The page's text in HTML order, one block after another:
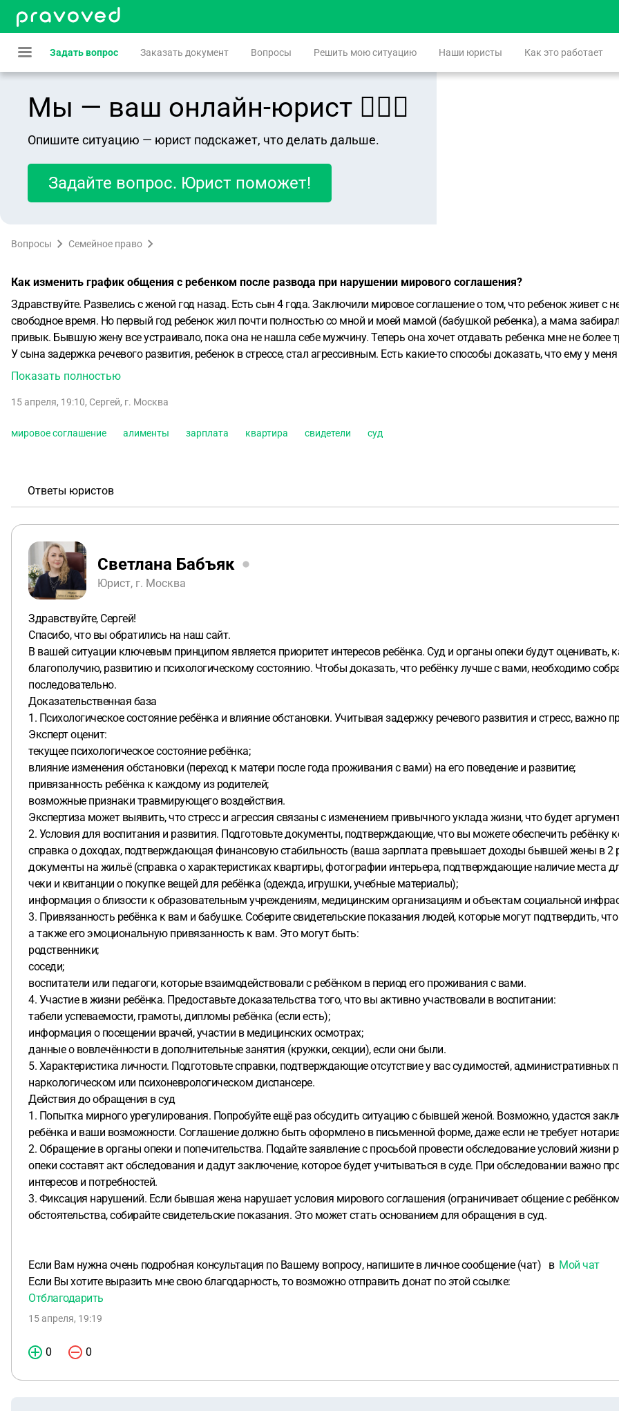
Задать вопрос Заказать документ Вопросы Решить мою ситуацию Наши юристы Как это работает
Мы — ваш онлайн-юрист 👨🏻‍⚖️
Опишите ситуацию — юрист подскажет, что делать дальше.
Задайте вопрос. Юрист поможет!
Вопросы Семейное право
Как изменить график общения с ребенком после развода при нарушении мирового соглашения?
Здравствуйте. Развелись с женой год назад. Есть сын 4 года. Заключили мировое соглашение о том, что ребенок живет с
свободное время. Но первый год ребенок жил почти полностью со мной и моей мамой (бабушкой ребенка), а мама
привык. Бывшую жену все устраивало, пока она не нашла себе мужчину. Теперь она хочет отдавать ребенка мне не
У сына задержка речевого развития, ребенок в стрессе, стал агрессивным. Есть какие-то способы доказать, что ему у
получить. По условиям с м моей стороны со стороны бывшей жены - однокомнатная квартира. По доходам, моя зарплата
ребёнок жил в основном со мной, алименты я платил символические. А сейчас она мне угрожает, что подаст на полные и
Показать полностью
15 апреля, 19:10, Сергей, г. Москва
мировое соглашение алименты зарплата квартира свидетели суд
Ответы юристов
Светлана Бабъяк
Юрист, г. Москва
Здравствуйте, Сергей!
Спасибо, что вы обратились на наш сайт.
В вашей ситуации ключевым принципом является приоритет интересов ребёнка. Суд и органы опеки будут оценивать,
благополучию, развитию и психологическому состоянию. Чтобы доказать, что ребёнку лучше с вами, необходимо
последовательно.
Доказательственная база
1. Психологическое состояние ребёнка и влияние обстановки. Учитывая задержку речевого развития и стресс, важно
Эксперт оценит:
текущее психологическое состояние ребёнка;
влияние изменения обстановки (переход к матери после года проживания с вами) на его поведение и развитие;
привязанность ребёнка к каждому из родителей;
возможные признаки травмирующего воздействия.
Экспертиза может выявить, что стресс и агрессия связаны с изменением привычного уклада жизни, что будет
2. Условия для воспитания и развития. Подготовьте документы, подтверждающие, что вы можете обеспечить ребёнку
справка о доходах, подтверждающая финансовую стабильность (ваша зарплата превышает доходы бывшей жены в 2
документы на жильё (справка о характеристиках квартиры, фотографии интерьера, подтверждающие наличие места
чеки и квитанции о покупке вещей для ребёнка (одежда, игрушки, учебные материалы);
информация о близости к образовательным учреждениям, медицинским организациям и объектам социальной
3. Привязанность ребёнка к вам и бабушке. Соберите свидетельские показания людей, которые могут подтвердить,
а также его эмоциональную привязанность к вам. Это могут быть:
родственники;
соседи;
воспитатели или педагоги, которые взаимодействовали с ребёнком в период его проживания с вами.
4. Участие в жизни ребёнка. Предоставьте доказательства того, что вы активно участвовали в воспитании:
табели успеваемости, грамоты, дипломы ребёнка (если есть);
информация о посещении врачей, участии в медицинских осмотрах;
данные о вовлечённости в дополнительные занятия (кружки, секции), если они были.
5. Характеристика личности. Подготовьте справки, подтверждающие отсутствие у вас судимостей, административных
наркологическом или психоневрологическом диспансере.
Действия до обращения в суд
1. Попытка мирного урегулирования. Попробуйте ещё раз обсудить ситуацию с бывшей женой. Возможно, удастся
ребёнка и ваши возможности. Соглашение должно быть оформлено в письменной форме, даже если не требует
2. Обращение в органы опеки и попечительства. Подайте заявление с просьбой провести обследование условий жизни
опеки составят акт обследования и дадут заключение, которое будет учитываться в суде. При обследовании важно
интересов и потребностей.
3. Фиксация нарушений. Если бывшая жена нарушает условия мирового соглашения (ограничивает общение с
обстоятельства, собирайте свидетельские показания. Это может стать основанием для обращения в суд.
Если Вам нужна очень подробная консультация по Вашему вопросу, напишите в личное сообщение (чат) в Мой чат
Если Вы хотите выразить мне свою благодарность, то возможно отправить донат по этой ссылке:
Отблагодарить
15 апреля, 19:19
0 0